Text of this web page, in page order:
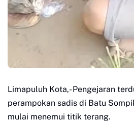
Limapuluh Kota,- Pengejaran
perampokan sadis di Batu
mulai menemui titik terang.